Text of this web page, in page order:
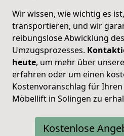
Wir wissen, wie wichtig es
transportieren, und wir
reibungslose Abwicklung
Umzugsprozesses.
heute, um mehr über
erfahren oder um einen
Kostenvoranschlag für
Möbellift in Solingen zu
Kostenlose